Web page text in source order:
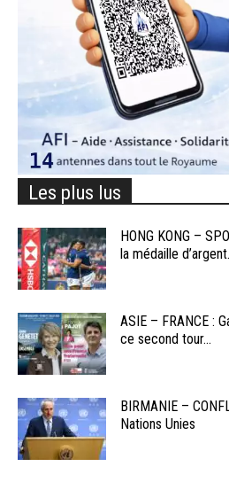
Les plus lus
HONG KONG –
la médaille
ASIE – FRANCE :
ce second tour...
BIRMANIE –
Nations Unies